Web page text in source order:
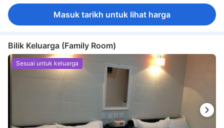
Masuk tarikh untuk lihat harga
Bilik Keluarga (Family Room)
Sesuai untuk keluarga